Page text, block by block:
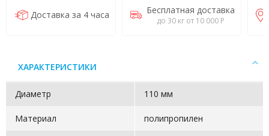
Доставка за 4 часа Бесплатная доставка
до 30 кг от 10 000 Р
ХАРАКТЕРИСТИКИ
Диаметр 110 мм
Материал полипропилен